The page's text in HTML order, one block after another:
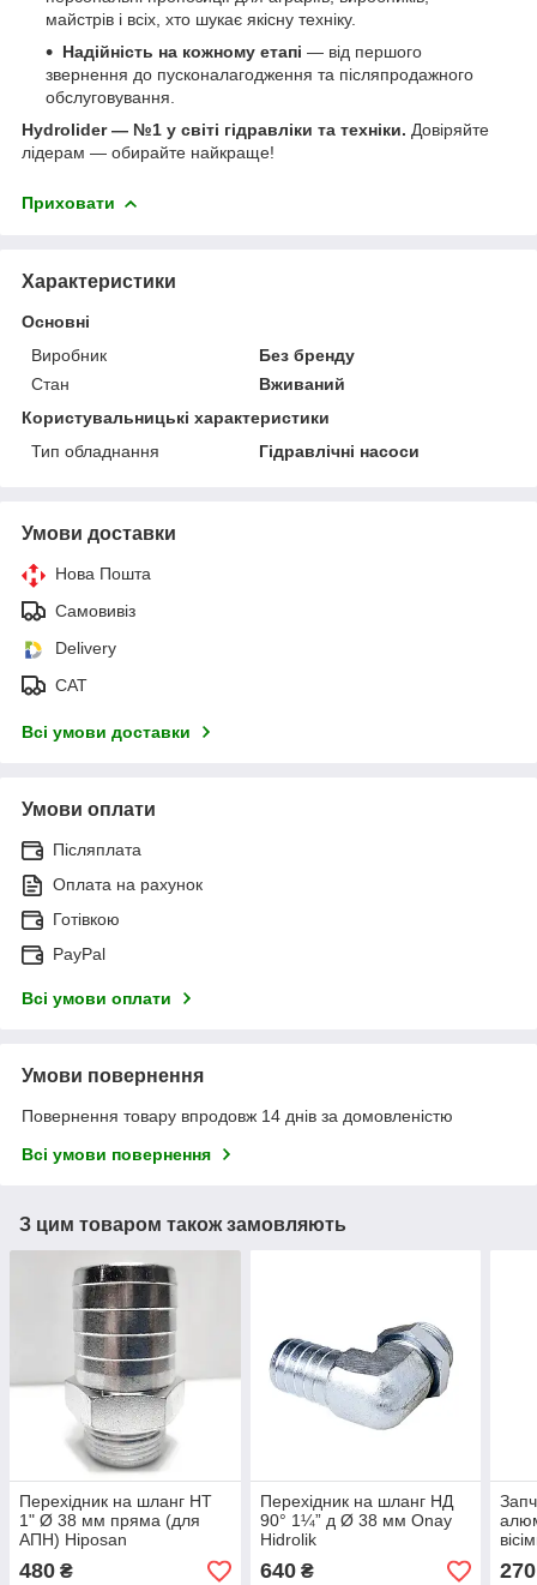
майстрів і всіх, хто шукає якісну техніку.
Надійність на кожному етапі — від першого
звернення до пусконалагодження та післяпродажного
обслуговування.
Hydrolider — №1 у світі гідравліки та техніки. Довіряйте
лідерам — обирайте найкраще!
Приховати
Характеристики
Основні
Виробник
Без бренду
Стан
Вживаний
Користувальницькі характеристики
Тип обладнання
Гідравлічні насоси
Умови доставки
Нова Пошта
Самовивіз
Delivery
САТ
Всі умови доставки
Умови оплати
Післяплата
Оплата на рахунок
Готівкою
PayPal
Всі умови оплати
Умови повернення
Повернення товару впродовж 14 днів за домовленістю
Всі умови повернення
З цим товаром також замовляють
Перехідник на шланг НТ
1" Ø 38 мм пряма (для
АПН) Hiposan
480 ₴
Перехідник на шланг НД
90° 1¼” д Ø 38 мм Onay
Hidrolik
640₴ 270